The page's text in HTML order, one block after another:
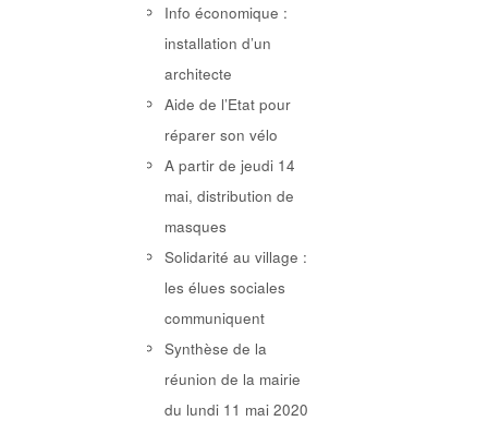
Info économique :
installation d’un
architecte
Aide de l’Etat pour
réparer son vélo
A partir de jeudi 14
mai, distribution de
masques
Solidarité au village :
les élues sociales
communiquent
Synthèse de la
réunion de la mairie
du lundi 11 mai 2020